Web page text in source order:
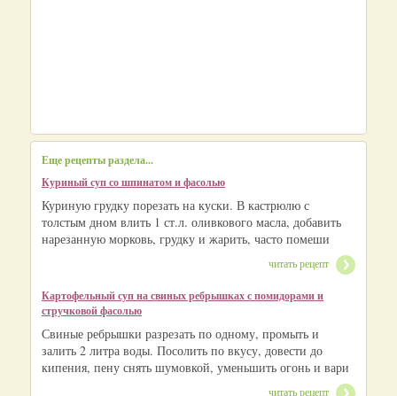
Еще рецепты раздела...
Куриный суп со шпинатом и фасолью
Куриную грудку порезать на куски. В кастрюлю с
толстым дном влить 1 ст.л. оливкового масла, добавить
нарезанную морковь, грудку и жарить, часто помеши
читать рецепт
Картофельный суп на свиных ребрышках с помидорами и
стручковой фасолью
Свиные ребрышки разрезать по одному, промыть и
залить 2 литра воды. Посолить по вкусу, довести до
кипения, пену снять шумовкой, уменьшить огонь и вари
читать рецепт